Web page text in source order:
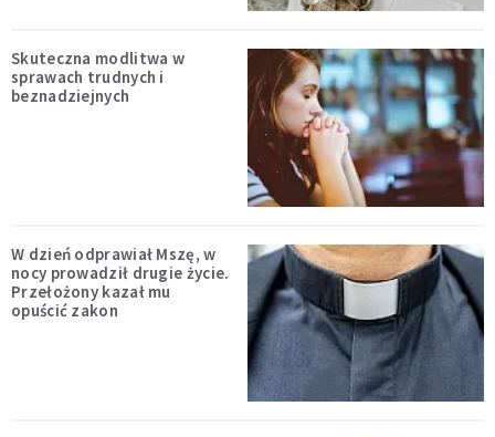
Skuteczna modlitwa w
sprawach trudnych i
beznadziejnych
W dzień odprawiał Mszę, w
nocy prowadził drugie życie.
Przełożony kazał mu
opuścić zakon